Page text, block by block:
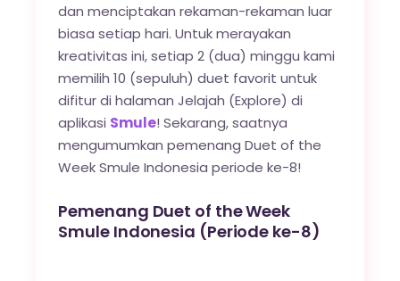
dan menciptakan rekaman-rekaman luar
biasa setiap hari. Untuk merayakan
kreativitas ini, setiap 2 (dua) minggu kami
memilih 10 (sepuluh) duet favorit untuk
difitur di halaman Jelajah (Explore) di
aplikasi Smule! Sekarang, saatnya
mengumumkan pemenang Duet of the
Week Smule Indonesia periode ke-8!
Pemenang Duet of the Week
Smule Indonesia (Periode ke-8)